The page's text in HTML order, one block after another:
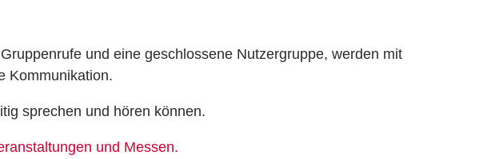
und eine geschlossene Nutzergruppe, werden mit
Kommunikation.
sprechen und hören können.
und Messen.